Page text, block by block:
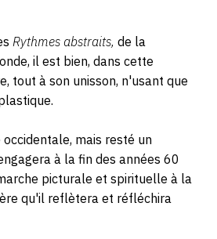
Rythmes abstraits,de la
il est bien, dans cette
tout à son unisson, n'usant que
mais resté un
à la fin des années 60
picturale et spirituelle à la
qu'il reflètera et réfléchira